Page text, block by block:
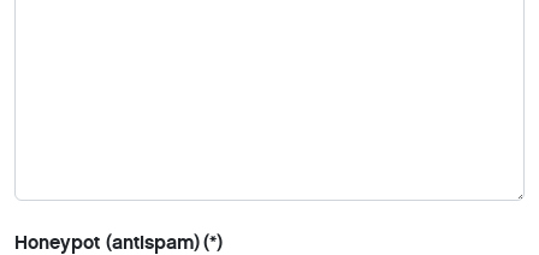
Honeypot (antispam)(*)